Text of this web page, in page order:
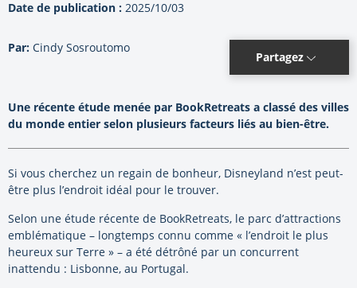
Date de publication : 2025/10/03
Par: Cindy Sosroutomo
Partagez
Une récente étude menée par BookRetreats a classé des villes
du monde entier selon plusieurs facteurs liés au bien-être.
Si vous cherchez un regain de bonheur, Disneyland n’est peut-
être plus l’endroit idéal pour le trouver.
Selon une étude récente de BookRetreats, le parc d’attractions
emblématique – longtemps connu comme « l’endroit le plus
heureux sur Terre » – a été détrôné par un concurrent
inattendu : Lisbonne, au Portugal.